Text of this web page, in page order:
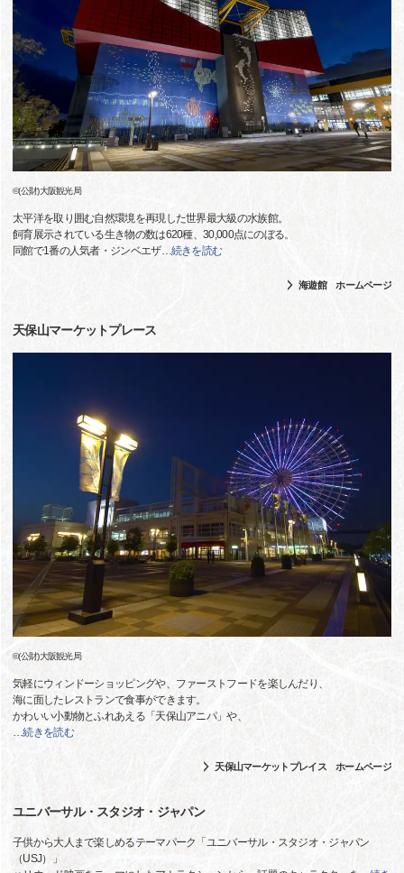
©(公財)大阪観光局
太平洋を取り囲む自然環境を再現した世界最大級の水族館。
飼育展示されている生き物の数は620種、30,000点にのぼる。
同館で1番の人気者・ジンベエザ…続きを読む
海遊館 ホームページ
天保山マーケットプレース
©(公財)大阪観光局
気軽にウィンドーショッピングや、ファーストフードを楽しんだり、
海に面したレストランで食事ができます。
かわいい小動物とふれあえる「天保山アニパ」や、
…続きを読む
天保山マーケットプレイス ホームページ
ユニバーサル・スタジオ・ジャパン
子供から大人まで楽しめるテーマパーク「ユニバーサル・スタジオ・ジャパン
（USJ）」